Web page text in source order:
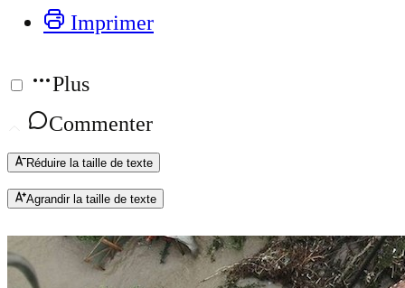
Imprimer
Plus
Commenter
Réduire la taille de texte
Agrandir la taille de texte